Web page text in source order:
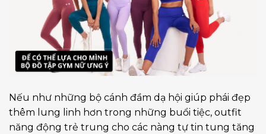
Nếu như những bộ cánh đầm dạ hội giúp phái đẹp
thêm lung linh hơn trong những buổi tiệc, outfit
năng động trẻ trung cho các nàng tự tin tung tăng